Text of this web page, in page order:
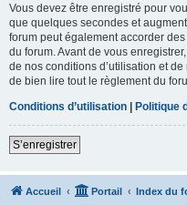
Vous devez être enregistré pour
que quelques secondes et
forum peut également accorder
du forum. Avant de vous
de nos conditions d’utilisation et
de bien lire tout le règlement du
Conditions d’utilisation | Politique
S’enregistrer
Accueil Portail Index du